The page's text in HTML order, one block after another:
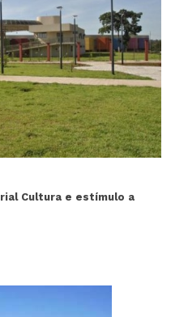
Cultura e estímulo a